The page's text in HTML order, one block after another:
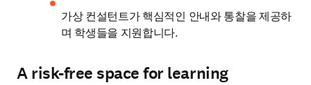
가상 컨설턴트가 핵심적인 안내와 통찰을 제공하
며 학생들을 지원합니다.
A risk-free space for learning